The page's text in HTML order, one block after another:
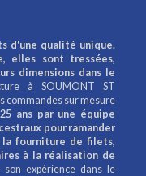
d'une qualité unique.
elles sont tressées,
dimensions dans le
à SOUMONT ST
commandes sur mesure
ans par une équipe
pour ramander
la fourniture de filets,
à la réalisation de
son expérience dans le